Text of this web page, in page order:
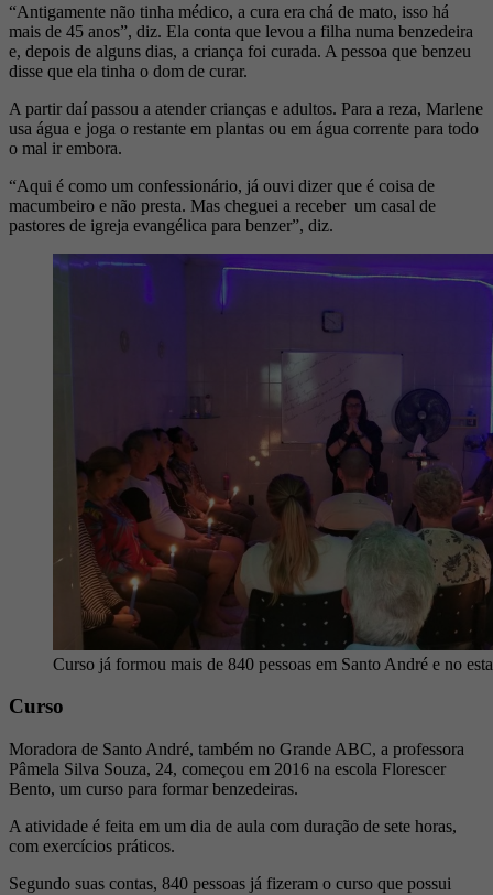
“Antigamente não tinha médico, a cura era chá de mato, isso há
mais de 45 anos”, diz. Ela conta que levou a filha numa benzedeira
e, depois de alguns dias, a criança foi curada. A pessoa que benzeu
disse que ela tinha o dom de curar.
A partir daí passou a atender crianças e adultos. Para a reza, Marlene
usa água e joga o restante em plantas ou em água corrente para todo
o mal ir embora.
“Aqui é como um confessionário, já ouvi dizer que é coisa de
macumbeiro e não presta. Mas cheguei a receber um casal de
pastores de igreja evangélica para benzer”, diz.
Curso já formou mais de 840 pessoas em Santo André e no
Curso
Moradora de Santo André, também no Grande ABC, a professora
Pâmela Silva Souza, 24, começou em 2016 na escola Florescer
Bento, um curso para formar benzedeiras.
A atividade é feita em um dia de aula com duração de sete horas,
com exercícios práticos.
Segundo suas contas, 840 pessoas já fizeram o curso que possui